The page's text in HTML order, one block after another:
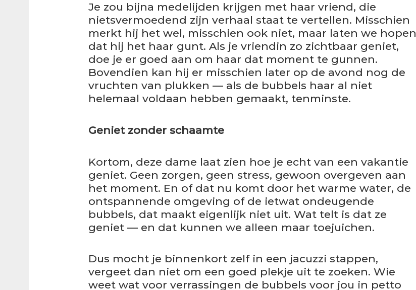
Je zou bijna medelijden krijgen met haar vriend, die
nietsvermoedend zijn verhaal staat te vertellen. Misschien
merkt hij het wel, misschien ook niet, maar laten we hopen
dat hij het haar gunt. Als je vriendin zo zichtbaar geniet,
doe je er goed aan om haar dat moment te gunnen.
Bovendien kan hij er misschien later op de avond nog de
vruchten van plukken — als de bubbels haar al niet
helemaal voldaan hebben gemaakt, tenminste.
Geniet zonder schaamte
Kortom, deze dame laat zien hoe je echt van een vakantie
geniet. Geen zorgen, geen stress, gewoon overgeven aan
het moment. En of dat nu komt door het warme water, de
ontspannende omgeving of de ietwat ondeugende
bubbels, dat maakt eigenlijk niet uit. Wat telt is dat ze
geniet — en dat kunnen we alleen maar toejuichen.
Dus mocht je binnenkort zelf in een jacuzzi stappen,
vergeet dan niet om een goed plekje uit te zoeken. Wie
weet wat voor verrassingen de bubbels voor jou in petto